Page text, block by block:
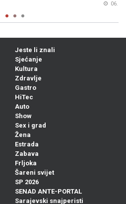
Jeste li znali
Sjećanje
Kultura
Zdravlje
Gastro
HiTec
Auto
Show
Sex i grad
Žena
Estrada
Zabava
Frljoka
Šareni svijet
SP 2026
SENAD ANTE-PORTAL
Sarajevski snajperisti